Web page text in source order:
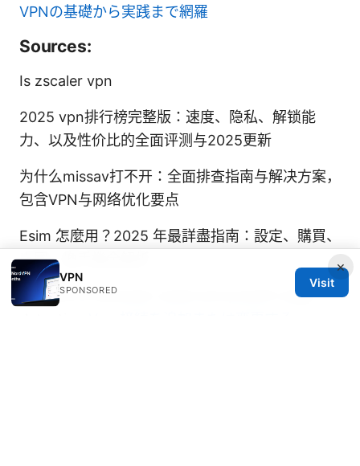
VPNの基礎から実践まで網羅
Sources:
Is zscaler vpn
2025 vpn排行榜完整版：速度、隐私、解锁能
力、以及性价比的全面评测与2025更新
为什么missav打不开：全面排查指南与解决方案，
包含VPN与网络优化要点
Esim 怎麼用？2025 年最詳盡指南：設定、購買、
出國、換手機全解析
Difference between sobel and prewitt edge
×
VPN
SPONSORED
Visit